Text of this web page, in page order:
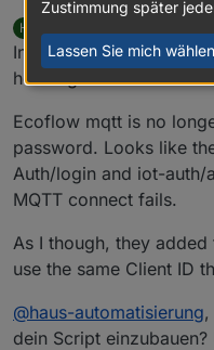
H
Offlinezuletzt editiert von
In einem anderen
herausgefunden:
Ecoflow mqtt is no
password. Looks like
Auth/login and iot-
MQTT connect fails.
As I though, they
use the same Client ID
@haus-automatisierung,
dein Script
Zustimmung später
Lassen Sie mich wählen